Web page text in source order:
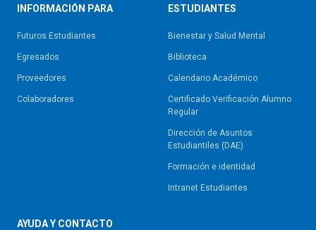
INFORMACIÓN PARA
Futuros Estudiantes
Egresados
Proveedores
Colaboradores
ESTUDIANTES
Bienestar y Salud Mental
Biblioteca
Calendario Académico
Certificado Verificación Alumno
Regular
Dirección de Asuntos
Estudiantiles (DAE)
Formación e identidad
Intranet Estudiantes
AYUDA Y CONTACTO